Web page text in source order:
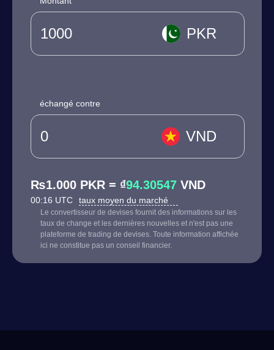
PKR
échangé contre
VND
₨1.000 PKR = ₫94.30547 VND
00:16 UTC taux moyen du marché
Le convertisseur de devises fournit des informations sur les
taux de change et les dernières nouvelles et n'est pas une
plateforme de trading de devises. Toute information affichée
ici ne constitue pas un conseil financier.